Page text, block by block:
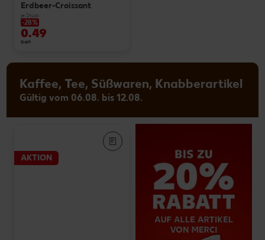
Erdbeer-Croissant
je Stück
-28%
0.49
0.69
Kaffee, Tee, Süßwaren, Knabberartikel
Gültig vom 06.08. bis 12.08.
AKTION